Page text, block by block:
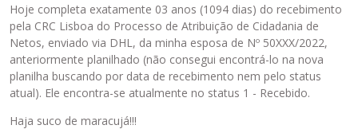
Hoje completa exatamente 03 anos (1094 dias) do recebimento
pela CRC Lisboa do Processo de Atribuição de Cidadania de
Netos, enviado via DHL, da minha esposa de Nº 50XXX/2022,
anteriormente planilhado (não consegui encontrá-lo na nova
planilha buscando por data de recebimento nem pelo status
atual). Ele encontra-se atualmente no status 1 - Recebido.
Haja suco de maracujá!!!